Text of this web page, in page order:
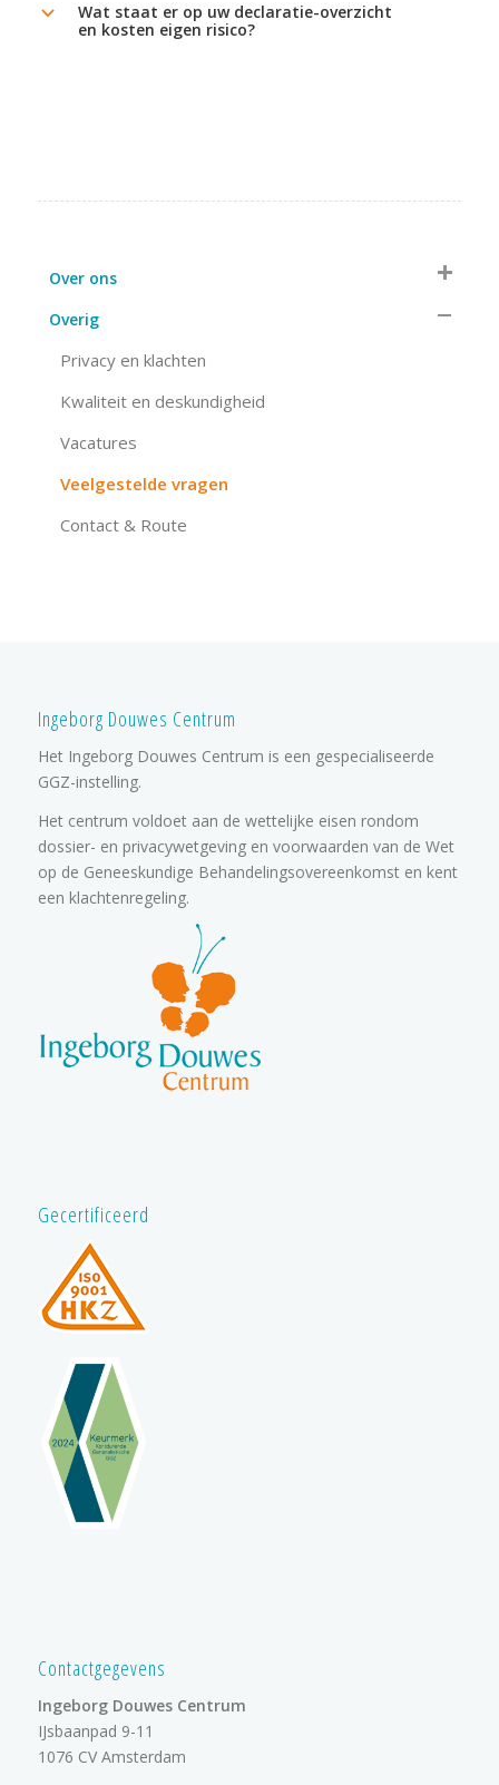
b
Wat staat er op uw declaratie-overzicht
en kosten eigen risico?
Over ons
Overig
Privacy en klachten
Kwaliteit en deskundigheid
Vacatures
Veelgestelde vragen
Contact & Route
Ingeborg Douwes Centrum
Het Ingeborg Douwes Centrum is een gespecialiseerde
GGZ-instelling.
Het centrum voldoet aan de wettelijke eisen rondom
dossier- en privacywetgeving en voorwaarden van de Wet
op de Geneeskundige Behandelingsovereenkomst en kent
een klachtenregeling.
Gecertificeerd
Contactgegevens
Ingeborg Douwes Centrum
IJsbaanpad 9-11
1076 CV Amsterdam